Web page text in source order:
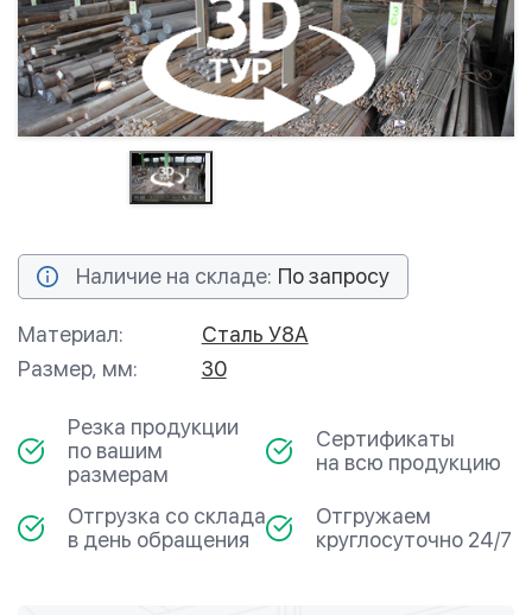
Наличие на складе: По запросу
Материал:
Сталь У8А
Размер, мм:
30
Резка продукции
по вашим
размерам
Сертификаты
на всю продукцию
Отгрузка со склада
в день обращения
Отгружаем
круглосуточно 24/7